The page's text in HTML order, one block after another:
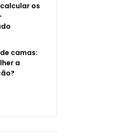
os
camas:
a